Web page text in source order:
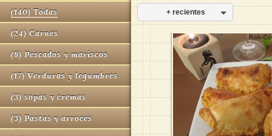
(140) Todas
(24) Carnes
(8) Pescados y mariscos
(17) Verduras y legumbres
(3) sopas y cremas
(3) Pastas y arroces
+ recientes